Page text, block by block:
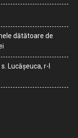
dătătoare de
Lucășeuca, r-l